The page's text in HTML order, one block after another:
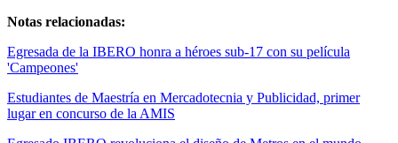
Notas relacionadas:
Egresada de la IBERO honra a héroes sub-17 con su película
'Campeones'
Estudiantes de Maestría en Mercadotecnia y Publicidad, primer
lugar en concurso de la AMIS